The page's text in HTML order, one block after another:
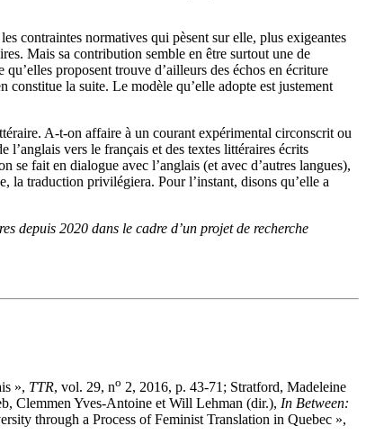
contraintes normatives qui pèsent sur elle, plus exigeantes
Mais sa contribution semble en être surtout une de
proposent trouve d’ailleurs des échos en écriture
la suite. Le modèle qu’elle adopte est justement
A-t-on affaire à un courant expérimental circonscrit ou
l’anglais vers le français et des textes littéraires écrits
se fait en dialogue avec l’anglais (et avec d’autres langues),
la traduction privilégiera. Pour l’instant, disons qu’elle a
depuis 2020 dans le cadre d’un projet de recherche
», TTR, vol. 29, no 2, 2016, p. 43-71; Stratford, Madeleine
Clemmen Yves-Antoine et Will Lehman (dir.), In Between:
through a Process of Feminist Translation in Quebec »,